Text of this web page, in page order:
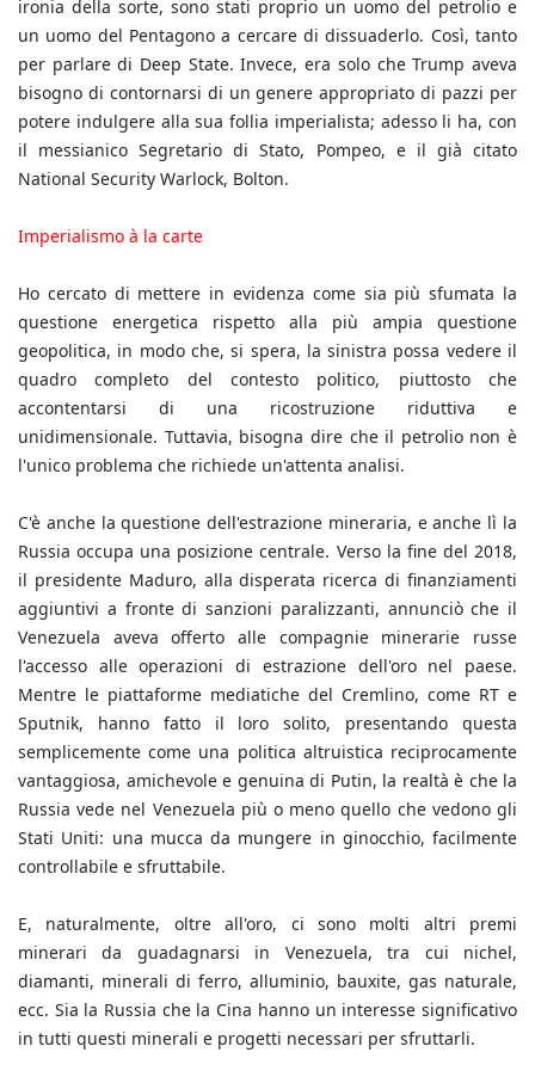
ironia della sorte, sono stati proprio un uomo del petrolio e
un uomo del Pentagono a cercare di dissuaderlo. Così, tanto
per parlare di Deep State. Invece, era solo che Trump aveva
bisogno di contornarsi di un genere appropriato di pazzi per
potere indulgere alla sua follia imperialista; adesso li ha, con
il messianico Segretario di Stato, Pompeo, e il già citato
National Security Warlock, Bolton.
Imperialismo à la carte
Ho cercato di mettere in evidenza come sia più sfumata la
questione energetica rispetto alla più ampia questione
geopolitica, in modo che, si spera, la sinistra possa vedere il
quadro completo del contesto politico, piuttosto che
accontentarsi di una ricostruzione riduttiva e
unidimensionale. Tuttavia, bisogna dire che il petrolio non è
l'unico problema che richiede un'attenta analisi.
C'è anche la questione dell'estrazione mineraria, e anche lì la
Russia occupa una posizione centrale. Verso la fine del 2018,
il presidente Maduro, alla disperata ricerca di finanziamenti
aggiuntivi a fronte di sanzioni paralizzanti, annunciò che il
Venezuela aveva offerto alle compagnie minerarie russe
l'accesso alle operazioni di estrazione dell'oro nel paese.
Mentre le piattaforme mediatiche del Cremlino, come RT e
Sputnik, hanno fatto il loro solito, presentando questa
semplicemente come una politica altruistica reciprocamente
vantaggiosa, amichevole e genuina di Putin, la realtà è che la
Russia vede nel Venezuela più o meno quello che vedono gli
Stati Uniti: una mucca da mungere in ginocchio, facilmente
controllabile e sfruttabile.
E, naturalmente, oltre all'oro, ci sono molti altri premi
minerari da guadagnarsi in Venezuela, tra cui nichel,
diamanti, minerali di ferro, alluminio, bauxite, gas naturale,
ecc. Sia la Russia che la Cina hanno un interesse significativo
in tutti questi minerali e progetti necessari per sfruttarli.